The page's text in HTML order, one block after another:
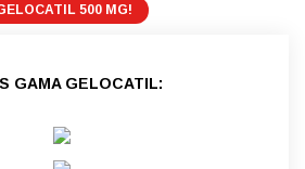
500 MG!
GAMA GELOCATIL: